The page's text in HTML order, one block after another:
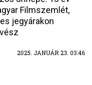
Filmszemlét,
jegyárakon
2025. JANUÁR 23. 03:46